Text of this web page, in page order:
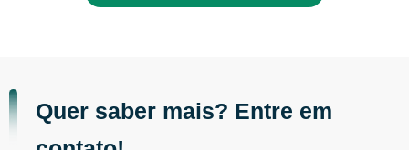
Quer saber mais? Entre em